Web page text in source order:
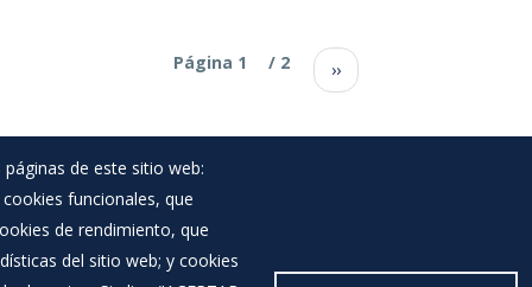
Paginación
Página 1 / 2 ››
de este sitio web:
funcionales, que
de rendimiento, que
del sitio web; y cookiesCorporación Municipal